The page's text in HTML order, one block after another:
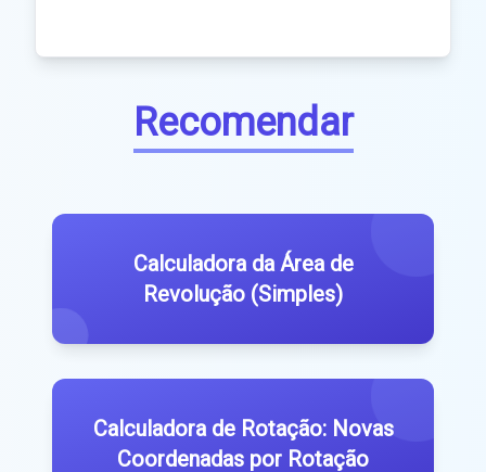
Recomendar
Calculadora da Área de
Revolução (Simples)
Calculadora de Rotação: Novas
Coordenadas por Rotação